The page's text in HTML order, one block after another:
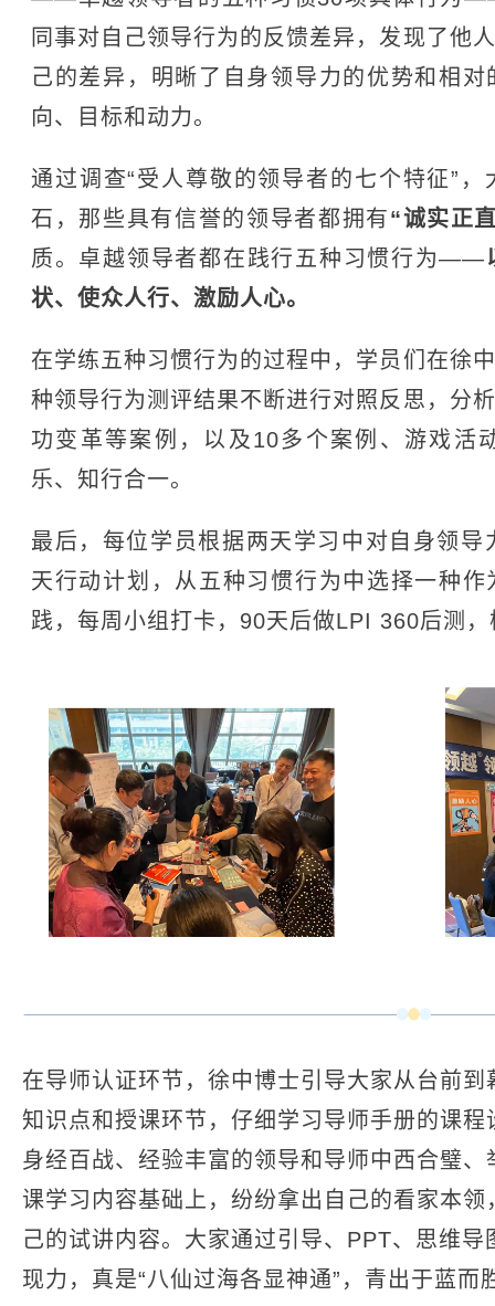
同事对自己领导行为的反馈差异，发现了他
己的差异，明晰了自身领导力的优势和相
向、目标和动力。
通过调查“受人尊敬的领导者的七个特征”
石，那些具有信誉的领导者都拥有“诚实正
质。卓越领导者都在践行五种习惯行为——
状、使众人行、激励人心。
在学练五种习惯行为的过程中，学员们在徐
种领导行为测评结果不断进行对照反思，分
功变革等案例，以及10多个案例、游戏活
乐、知行合一。
最后，每位学员根据两天学习中对自身领
天行动计划，从五种习惯行为中选择一种
践，每周小组打卡，90天后做LPI 360后测
在导师认证环节，徐中博士引导大家从台前
知识点和授课环节，仔细学习导师手册的课
身经百战、经验丰富的领导和导师中西合璧
课学习内容基础上，纷纷拿出自己的看家本
己的试讲内容。大家通过引导、PPT、思维
现力，真是“八仙过海各显神通”，青出于蓝而